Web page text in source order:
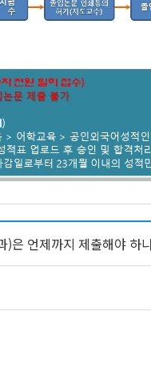
)은 언제까지 제출해야 하